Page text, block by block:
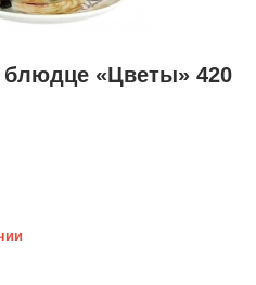
блюдце «Цветы» 420